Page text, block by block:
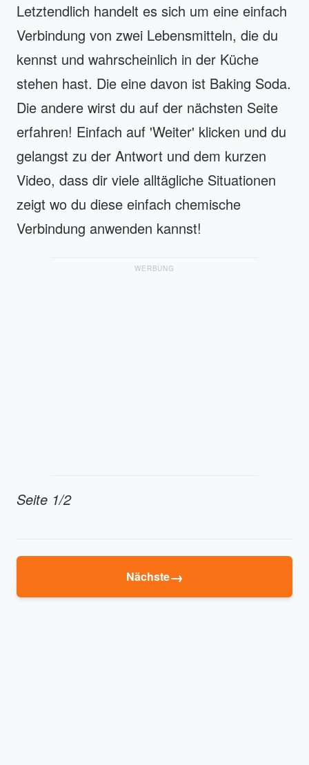
Letztendlich handelt es sich um eine einfach
Verbindung von zwei Lebensmitteln, die du
kennst und wahrscheinlich in der Küche
stehen hast. Die eine davon ist Baking Soda.
Die andere wirst du auf der nächsten Seite
erfahren! Einfach auf 'Weiter' klicken und du
gelangst zu der Antwort und dem kurzen
Video, dass dir viele alltägliche Situationen
zeigt wo du diese einfach chemische
Verbindung anwenden kannst!
WERBUNG
Seite 1/2
Nächste→